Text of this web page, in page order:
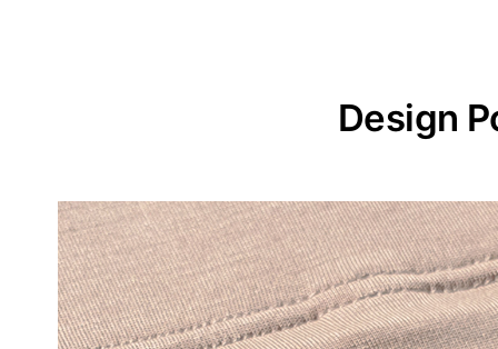
Design